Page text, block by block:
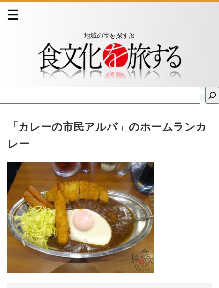
地域の宝を探す旅
「カレーの市民アルバ」のホームランカ
レー